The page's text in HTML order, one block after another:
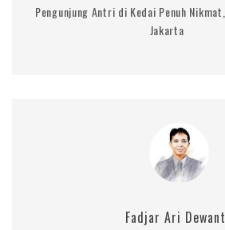
Pengunjung Antri di Kedai Penuh
Jakarta
Fadjar Ari